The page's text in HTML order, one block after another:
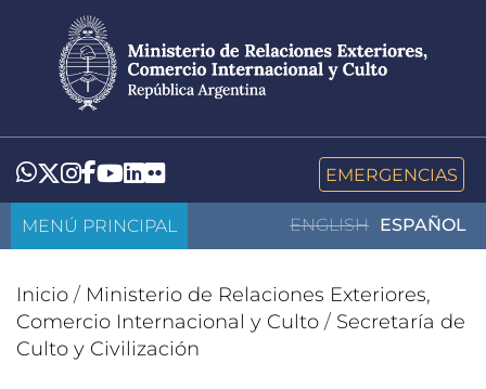
contenido
principal
Whatsapp
Twitter
Instagram
Facebook
YouTube
LinkedIn
Flickr EMERGENCIAS
ENGLISH ESPAÑOL
MENÚ PRINCIPAL
Inicio / Ministerio de Relaciones Exteriores,
Comercio Internacional y Culto / Secretaría de
Culto y Civilización